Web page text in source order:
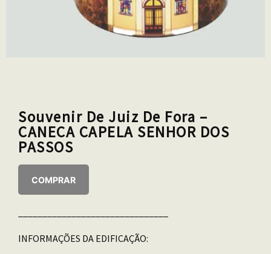
Souvenir De Juiz De Fora –
CANECA CAPELA SENHOR DOS
PASSOS
COMPRAR
INFORMAÇÕES DA EDIFICAÇÃO: